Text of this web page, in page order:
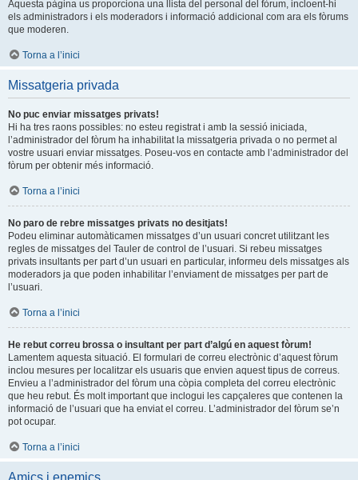
Aquesta pàgina us proporciona una llista del personal del fòrum, incloent-hi
els administradors i els moderadors i informació addicional com ara els fòrums
que moderen.
Torna a l’inici
Missatgeria privada
No puc enviar missatges privats!
Hi ha tres raons possibles: no esteu registrat i amb la sessió iniciada,
l’administrador del fòrum ha inhabilitat la missatgeria privada o no permet al
vostre usuari enviar missatges. Poseu-vos en contacte amb l’administrador del
fòrum per obtenir més informació.
Torna a l’inici
No paro de rebre missatges privats no desitjats!
Podeu eliminar automàticamen missatges d’un usuari concret utilitzant les
regles de missatges del Tauler de control de l’usuari. Si rebeu missatges
privats insultants per part d’un usuari en particular, informeu dels missatges als
moderadors ja que poden inhabilitar l’enviament de missatges per part de
l’usuari.
Torna a l’inici
He rebut correu brossa o insultant per part d’algú en aquest fòrum!
Lamentem aquesta situació. El formulari de correu electrònic d’aquest fòrum
inclou mesures per localitzar els usuaris que envien aquest tipus de correus.
Envieu a l’administrador del fòrum una còpia completa del correu electrònic
que heu rebut. És molt important que inclogui les capçaleres que contenen la
informació de l’usuari que ha enviat el correu. L’administrador del fòrum se’n
pot ocupar.
Torna a l’inici
Amics i enemics